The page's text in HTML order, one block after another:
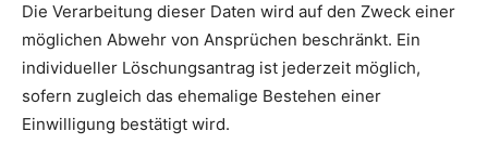
Die Verarbeitung dieser Daten wird auf den Zweck einer
möglichen Abwehr von Ansprüchen beschränkt. Ein
individueller Löschungsantrag ist jederzeit möglich,
sofern zugleich das ehemalige Bestehen einer
Einwilligung bestätigt wird.